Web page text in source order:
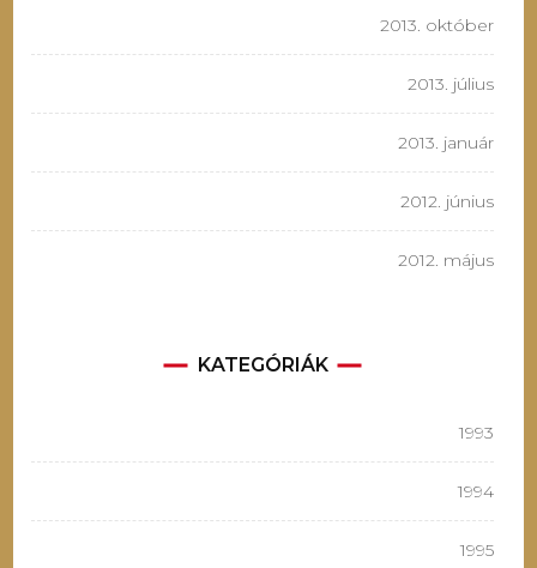
2013. október
2013. július
2013. január
2012. június
2012. május
KATEGÓRIÁK
1993
1994
1995